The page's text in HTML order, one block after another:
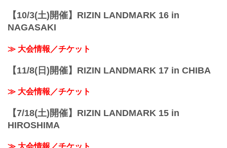
【10/3(土)開催】RIZIN LANDMARK 16 in
NAGASAKI
≫ 大会情報／チケット
【11/8(日)開催】RIZIN LANDMARK 17 in CHIBA
≫ 大会情報／チケット
【7/18(土)開催】RIZIN LANDMARK 15 in
HIROSHIMA